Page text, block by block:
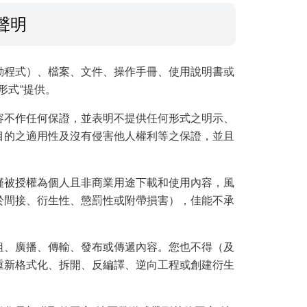
明
式）、檔案、文件、操作手冊、使用說明書或
”提供。
作任何保證，並表明不提供任何形式之明示、
之適用性及沒有侵害他人權利等之保證，並且
授權為個人且非商業用途下載和使用內容，風
接、衍生性、懲罰性或附帶損害），佳能不承
廣播、傳輸、發布或傳遞內容。您也不得（及
格式化、拆開、反編譯、逆向工程或創建衍生